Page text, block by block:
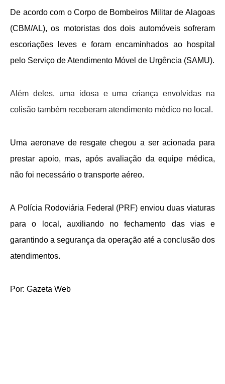
De acordo com o Corpo de Bombeiros Militar de Alagoas
(CBM/AL), os motoristas dos dois automóveis sofreram
escoriações leves e foram encaminhados ao hospital
pelo Serviço de Atendimento Móvel de Urgência (SAMU).
Além deles, uma idosa e uma criança envolvidas na
colisão também receberam atendimento médico no local.
Uma aeronave de resgate chegou a ser acionada para
prestar apoio, mas, após avaliação da equipe médica,
não foi necessário o transporte aéreo.
A Polícia Rodoviária Federal (PRF) enviou duas viaturas
para o local, auxiliando no fechamento das vias e
garantindo a segurança da operação até a conclusão dos
atendimentos.
Por: Gazeta Web